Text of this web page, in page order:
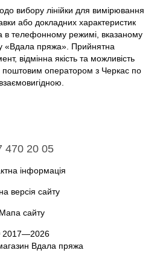
вибору лінійки для вимірювання
або докладних характеристик
телефонному режимі, вказаному
«Вдала пряжа». Прийнятна
відмінна якість та можливість
поштовим оператором з Черкас по
470 20 05
інформація
версія сайту
Мапа сайту
2017—2026
Вдала пряжа